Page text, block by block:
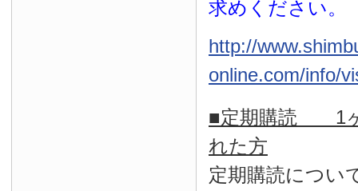
求めください。
http://
online.com/info/
■定期購読 1ヶ
れた方
定期購読につい